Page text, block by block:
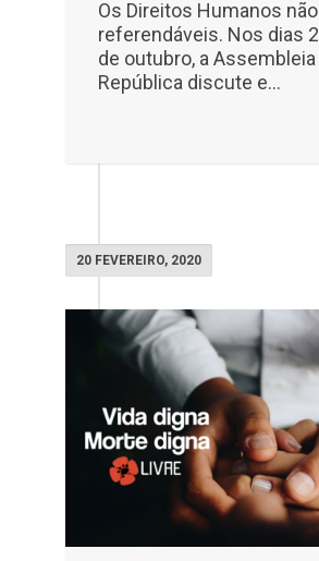
Os Direitos Humanos
referendáveis. Nos dias
de outubro, a Assembleia
República discute e...
20 FEVEREIRO, 2020